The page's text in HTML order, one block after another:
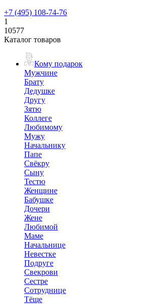
+7 (495) 108-74-76
1
10577
Каталог товаров
Кому подарок
Мужчине
Брату
Дедушке
Другу
Зятю
Коллеге
Любимому
Мужу
Начальнику
Папе
Свёкру
Сыну
Тестю
Женщине
Бабушке
Дочери
Жене
Любимой
Маме
Начальнице
Невестке
Подруге
Свекрови
Сестре
Сотруднице
Тёще